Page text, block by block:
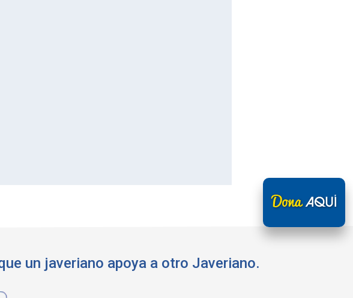
un javeriano apoya a otro Javeriano.